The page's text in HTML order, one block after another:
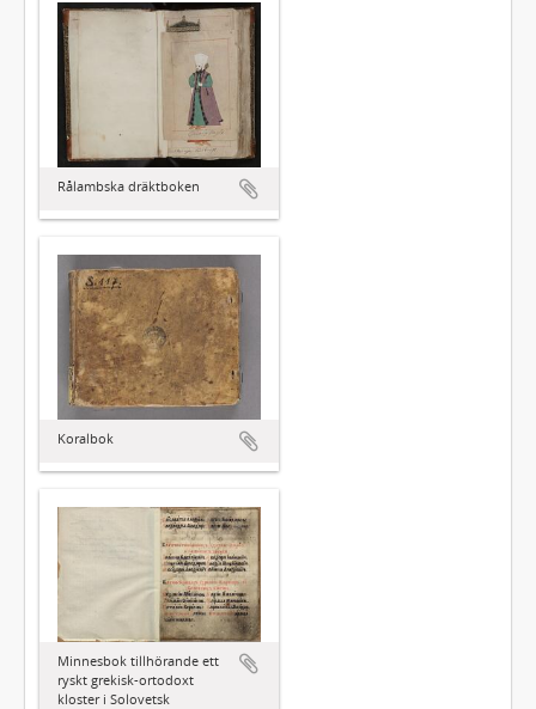
Rålambska dräktboken
Koralbok
Minnesbok tillhörande ett
ryskt grekisk-ortodoxt
kloster i Solovetsk